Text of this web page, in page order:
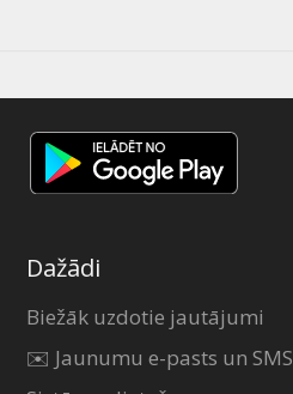
Dažādi
Biežāk uzdotie jautājumi
✉️ Jaunumu e-pasts un SMS